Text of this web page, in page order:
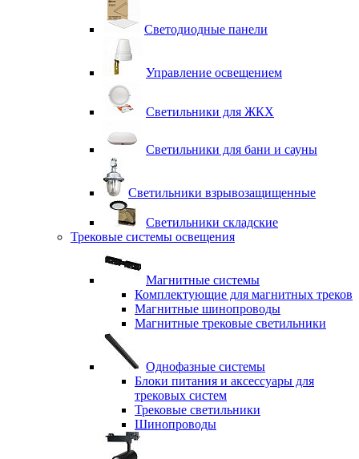
Светодиодные панели
Управление освещением
Светильники для ЖКХ
Светильники для бани и сауны
Светильники взрывозащищенные
Светильники складские
Трековые системы освещения
Магнитные системы
Комплектующие для магнитных треков
Магнитные шинопроводы
Магнитные трековые светильники
Однофазные системы
Блоки питания и аксессуары для
трековых систем
Трековые светильники
Шинопроводы